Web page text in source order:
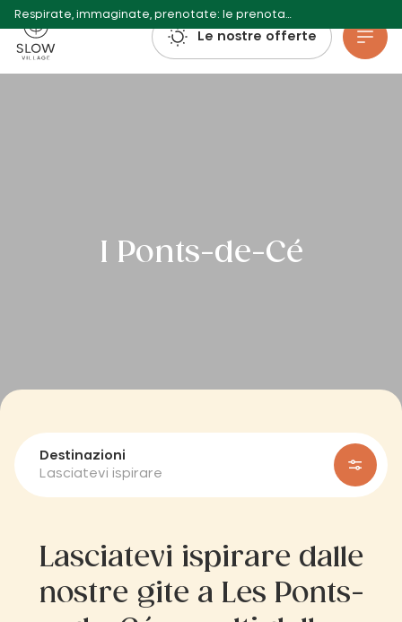
Villaggio lento
Le nostre offerte
I Ponts-de-Cé
Destinazioni
Lasciatevi ispirare
Lasciatevi ispirare dalle
nostre gite a Les Ponts-